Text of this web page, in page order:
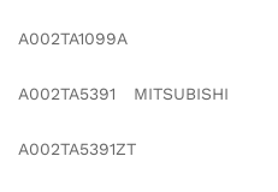
A002TA1099A
A002TA5391 MITSUBISHI
A002TA5391ZT